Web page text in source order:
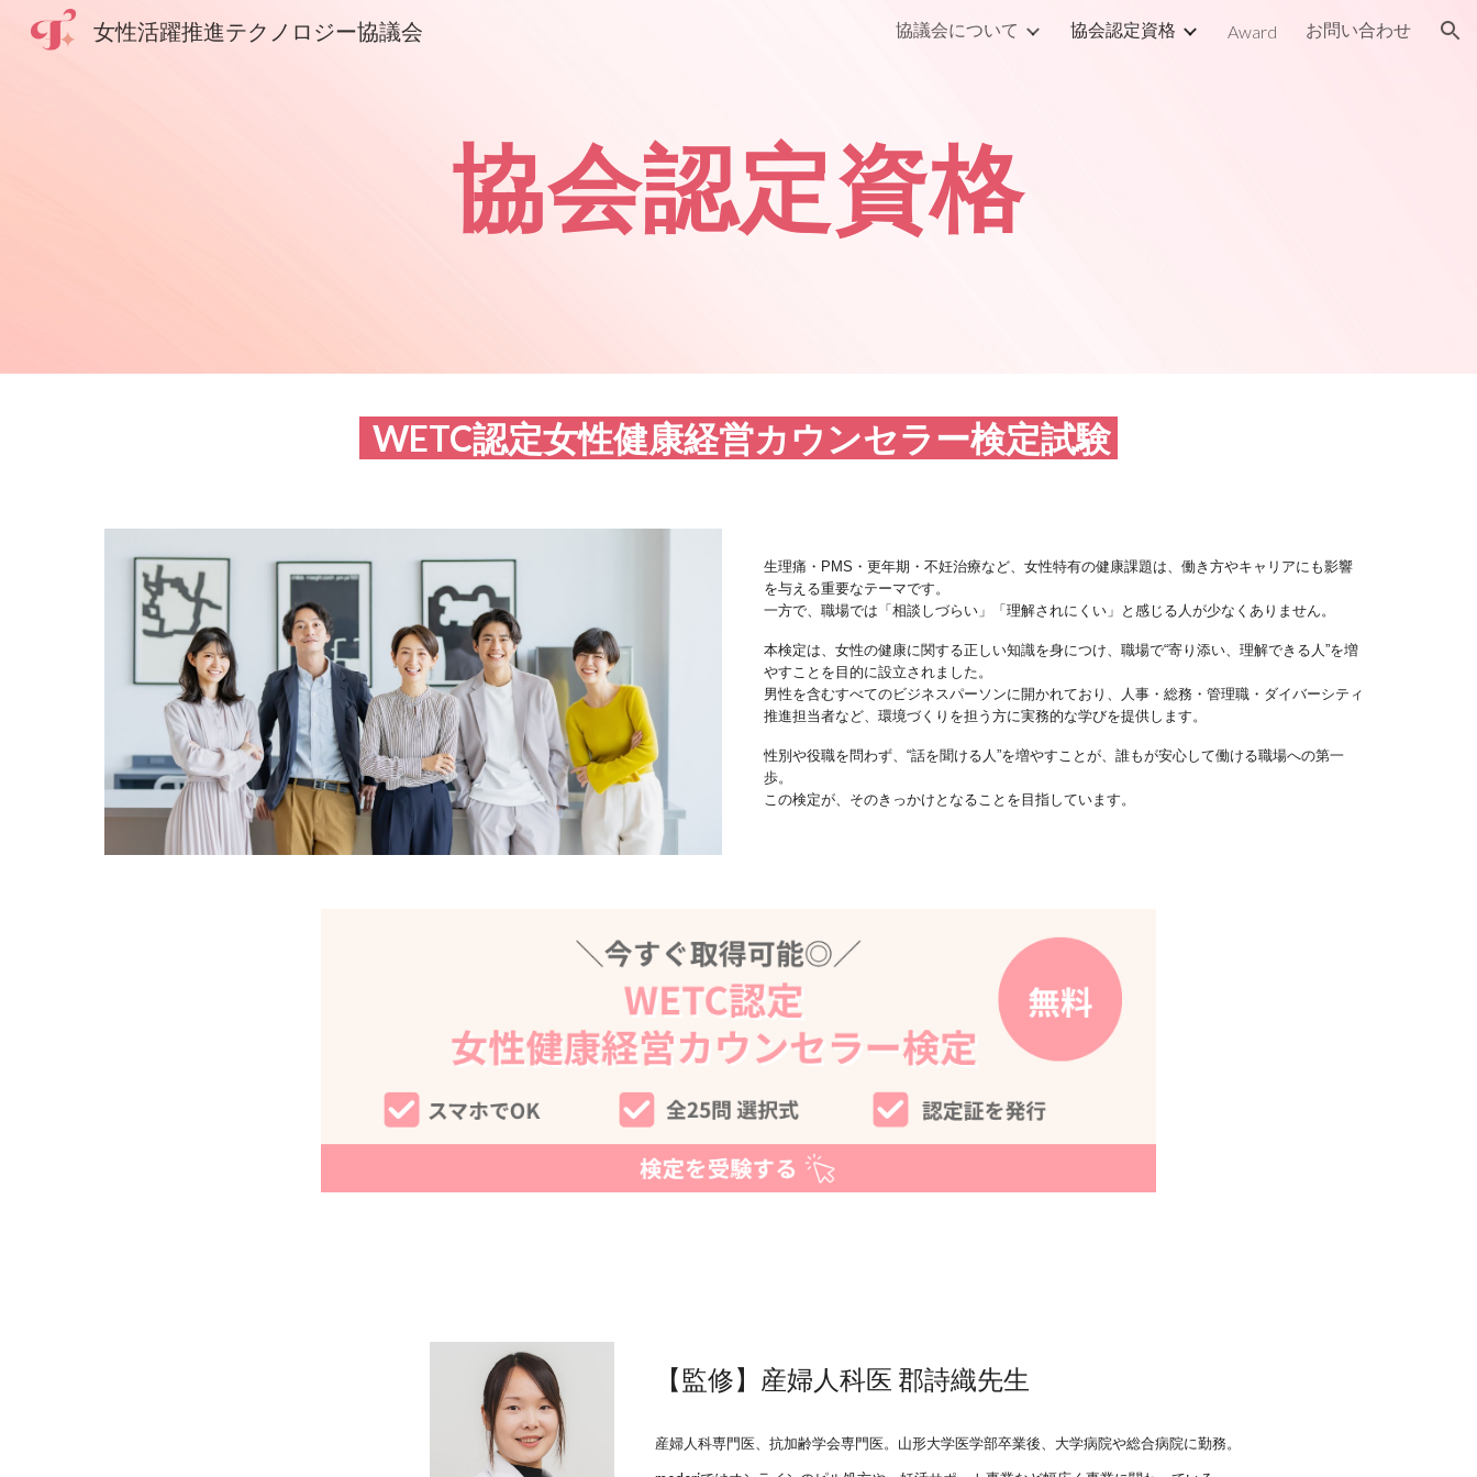
Skip to navigation
女性活躍推進テクノロジー協議会 協議会について 協会認定資格 Award お問い合わせ
協会認定資格
WETC認定女性健康経営カウンセラー検定試験
生理痛・PMS・更年期・不妊治療など、女性特有の健康課題は、働き方やキャリアにも影響
を与える重要なテーマです。
一方で、職場では「相談しづらい」「理解されにくい」と感じる人が少なくありません。
本検定は、女性の健康に関する正しい知識を身につけ、職場で“寄り添い、理解できる人”を増
やすことを目的に設立されました。
男性を含むすべてのビジネスパーソンに開かれており、人事・総務・管理職・ダイバーシティ
推進担当者など、環境づくりを担う方に実務的な学びを提供します。
性別や役職を問わず、“話を聞ける人”を増やすことが、誰もが安心して働ける職場への第一
歩。
この検定が、そのきっかけとなることを目指しています。
【監修】産婦人科医 郡詩織先生
産婦人科専門医、抗加齢学会専門医。山形大学医学部卒業後、大学病院や総合病院に勤務。